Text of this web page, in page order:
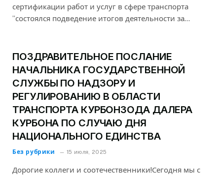
сертификации работ и услуг в сфере транспорта
”состоялся подведение итогов деятельности за…
ПОЗДРАВИТЕЛЬНОЕ ПОСЛАНИЕ
НАЧАЛЬНИКА ГОСУДАРСТВЕННОЙ
СЛУЖБЫ ПО НАДЗОРУ И
РЕГУЛИРОВАНИЮ В ОБЛАСТИ
ТРАНСПОРТА КУРБОНЗОДА ДАЛЕРА
КУРБОНА ПО СЛУЧАЮ ДНЯ
НАЦИОНАЛЬНОГО ЕДИНСТВА
Без рубрики 15 июля, 2025
Дорогие коллеги и соотечественники!Сегодня мы с